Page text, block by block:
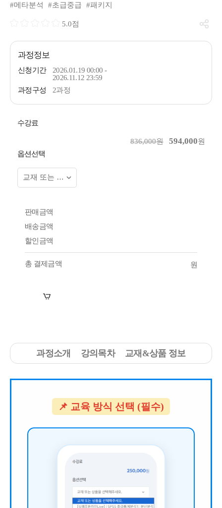
#메타분석 #초급중급 #패키지
5.0점
과정정보
신청기간
2026.01.19 00:00 -
2026.11.12 23:59
과정구성
2과정
수강료
836,000원 594,000원
옵션선택
판매금액
배송금액
할인금액
총 결제금액 원
과정소개 강의목차 교재&상품 정보
📌 교육 방식 선택 (필수)